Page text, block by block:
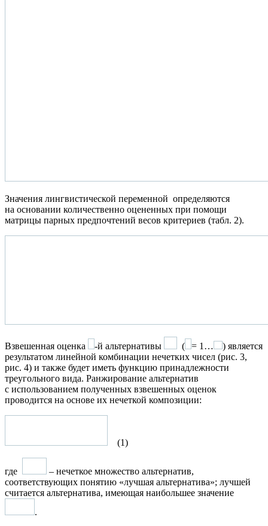
Значения лингвистической переменной определяются
на основании количественно оцененных при помощи
матрицы парных предпочтений весов критериев (табл. 2).
Взвешенная оценка -й альтернативы ( = 1…
) является
результатом линейной комбинации нечетких чисел (рис. 3,
рис. 4) и также будет иметь функцию принадлежности
треугольного вида. Ранжирование альтернатив
с использованием полученных взвешенных оценок
проводится на основе их нечеткой композиции:
(1)
где
– нечеткое множество альтернатив,
соответствующих понятию «лучшая альтернатива»; лучшей
считается альтернатива, имеющая наибольшее значение
.